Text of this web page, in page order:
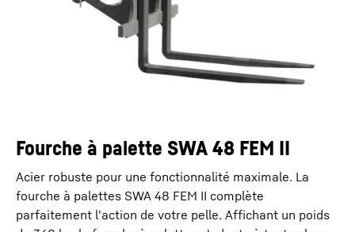
Fourche à palette SWA 48 FEM II
Acier robuste pour une fonctionnalité maximale. La
fourche à palettes SWA 48 FEM II complète
parfaitement l'action de votre pelle. Affichant un poids